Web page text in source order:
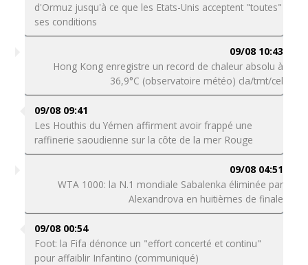
d'Ormuz jusqu'à ce que les Etats-Unis acceptent "toutes"
ses conditions
09/08 10:43
Hong Kong enregistre un record de chaleur absolu à
36,9°C (observatoire météo) cla/tmt/cel
09/08 09:41
Les Houthis du Yémen affirment avoir frappé une
raffinerie saoudienne sur la côte de la mer Rouge
09/08 04:51
WTA 1000: la N.1 mondiale Sabalenka éliminée par
Alexandrova en huitièmes de finale
09/08 00:54
Foot: la Fifa dénonce un "effort concerté et continu"
pour affaiblir Infantino (communiqué)